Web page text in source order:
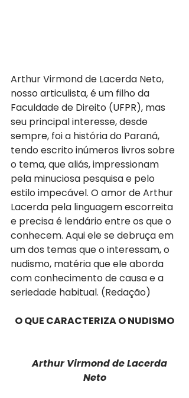
Arthur Virmond de Lacerda Neto,
nosso articulista, é um filho da
Faculdade de Direito (UFPR), mas
seu principal interesse, desde
sempre, foi a história do Paraná,
tendo escrito inúmeros livros sobre
o tema, que aliás, impressionam
pela minuciosa pesquisa e pelo
estilo impecável. O amor de Arthur
Lacerda pela linguagem escorreita
e precisa é lendário entre os que o
conhecem. Aqui ele se debruça em
um dos temas que o interessam, o
nudismo, matéria que ele aborda
com conhecimento de causa e a
seriedade habitual. (Redação)
O QUE CARACTERIZA O NUDISMO
Arthur Virmond de Lacerda
Neto